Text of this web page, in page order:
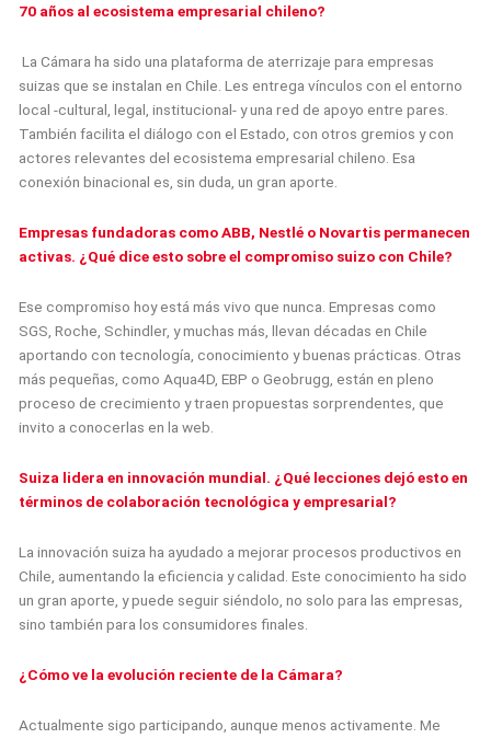
70 años al ecosistema empresarial chileno?
La Cámara ha sido una plataforma de aterrizaje para empresas
suizas que se instalan en Chile. Les entrega vínculos con el entorno
local -cultural, legal, institucional- y una red de apoyo entre pares.
También facilita el diálogo con el Estado, con otros gremios y con
actores relevantes del ecosistema empresarial chileno. Esa
conexión binacional es, sin duda, un gran aporte.
Empresas fundadoras como ABB, Nestlé o Novartis permanecen
activas. ¿Qué dice esto sobre el compromiso suizo con Chile?
Ese compromiso hoy está más vivo que nunca. Empresas como
SGS, Roche, Schindler, y muchas más, llevan décadas en Chile
aportando con tecnología, conocimiento y buenas prácticas. Otras
más pequeñas, como Aqua4D, EBP o Geobrugg, están en pleno
proceso de crecimiento y traen propuestas sorprendentes, que
invito a conocerlas en la web.
Suiza lidera en innovación mundial. ¿Qué lecciones dejó esto en
términos de colaboración tecnológica y empresarial?
La innovación suiza ha ayudado a mejorar procesos productivos en
Chile, aumentando la eficiencia y calidad. Este conocimiento ha sido
un gran aporte, y puede seguir siéndolo, no solo para las empresas,
sino también para los consumidores finales.
¿Cómo ve la evolución reciente de la Cámara?
Actualmente sigo participando, aunque menos activamente. Me